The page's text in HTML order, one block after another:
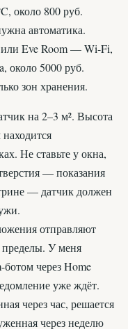
около 800 руб.
автоматика.
Eve Room — Wi-Fi,
около 5000 руб.
зон хранения.
на 2–3 м². Высота
Не ставьте у окна,
— показания
— датчик должен
отправляют
У меня
ботом через Home
уже ждёт.
через час, решается
через неделю